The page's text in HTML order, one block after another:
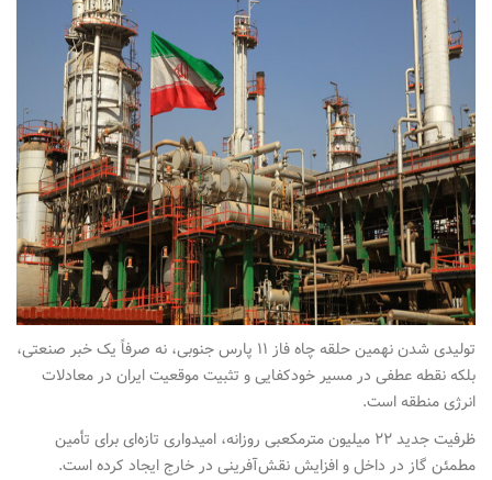
تولیدی شدن نهمین حلقه چاه فاز ۱۱ پارس جنوبی، نه صرفاً یک خبر صنعتی،
بلکه نقطه عطفی در مسیر خودکفایی و تثبیت موقعیت ایران در معادلات
انرژی منطقه است.
ظرفیت جدید ۲۲ میلیون مترمکعبی روزانه، امیدواری تازه‌ای برای تأمین
مطمئن گاز در داخل و افزایش نقش‌آفرینی در خارج ایجاد کرده است.